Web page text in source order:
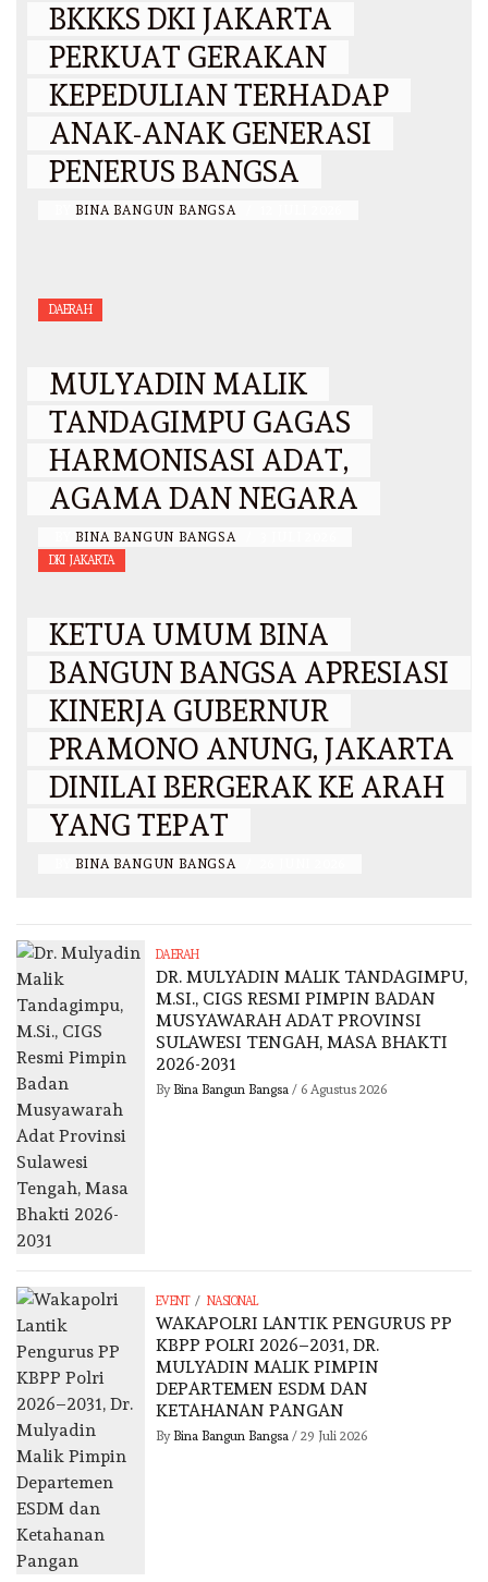
BKKKS DKI JAKARTA
PERKUAT GERAKAN
KEPEDULIAN TERHADAP
ANAK-ANAK GENERASI
PENERUS BANGSA
BINA BANGUN BANGSA
DAERAH
MULYADIN MALIK
TANDAGIMPU GAGAS
HARMONISASI ADAT,
AGAMA DAN NEGARA
BINA BANGUN BANGSA
DKI JAKARTA
KETUA UMUM BINA
BANGUN BANGSA APRESIASI
KINERJA GUBERNUR
PRAMONO ANUNG, JAKARTA
DINILAI BERGERAK KE ARAH
YANG TEPAT
BINA BANGUN BANGSA
DAERAH
DR. MULYADIN MALIK TANDAGIMPU,
M.SI., CIGS RESMI PIMPIN BADAN
MUSYAWARAH ADAT PROVINSI
SULAWESI TENGAH, MASA BHAKTI
2026-2031
By Bina Bangun Bangsa/ 6 Agustus 2026
EVENT / NASIONAL
WAKAPOLRI LANTIK PENGURUS PP
KBPP POLRI 2026–2031, DR.
MULYADIN MALIK PIMPIN
DEPARTEMEN ESDM DAN
KETAHANAN PANGAN
By Bina Bangun Bangsa/ 29 Juli 2026